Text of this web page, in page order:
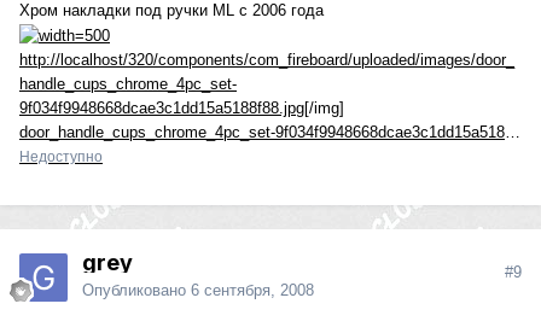
Хром накладки под ручки ML с 2006 года
http://localhost/320/components/com_fireboard/uploaded/images/door_
handle_cups_chrome_4pc_set-
9f034f9948668dcae3c1dd15a5188f88.jpg[/img]
Недоступно
grey
Опубликовано 6 сентября, 2008
#9